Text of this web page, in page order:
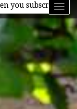
you subscribe